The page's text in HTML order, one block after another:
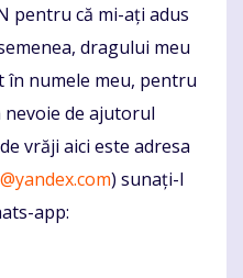
pentru că mi-ați adus
dragului meu
în numele meu, pentru
de ajutorul
vrăji aici este adresa
) sunați-l
app: